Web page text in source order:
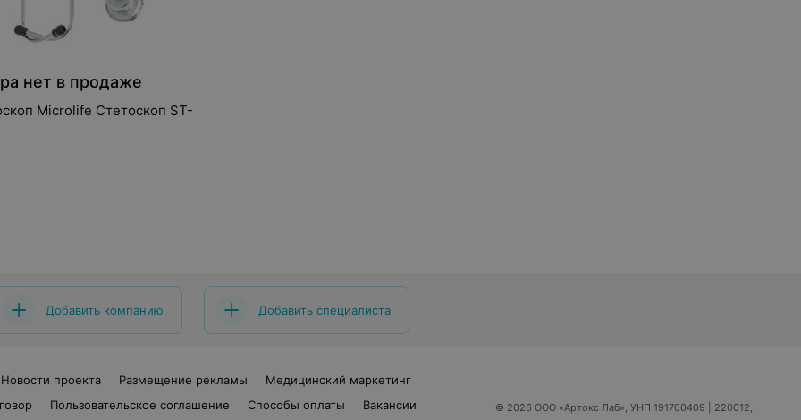
нет в продаже
Microlife Стетоскоп ST-
Добавить компанию Добавить специалиста
Новости проекта Размещение рекламы
Медицинский маркетинг
Пользовательское соглашение Способы оплаты Вакансии © 2026 ООО «Артокс Лаб», УНП 191700409 | 220012,